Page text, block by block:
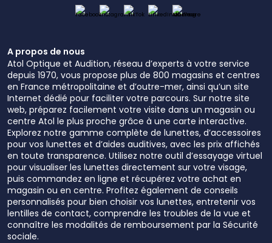
A propos de nous
Atol Optique et Audition, réseau d’experts à votre service
depuis 1970, vous propose plus de 800 magasins et centres
en France métropolitaine et d’outre-mer, ainsi qu’un site
Internet dédié pour faciliter votre parcours. Sur notre site
web, préparez facilement votre visite dans un magasin ou
centre Atol le plus proche grâce à une carte interactive.
Explorez notre gamme complète de lunettes, d’accessoires
pour vos lunettes et d’aides auditives, avec les prix affichés
en toute transparence. Utilisez notre outil d’essayage virtuel
pour visualiser les lunettes directement sur votre visage,
puis commandez en ligne et récupérez votre achat en
magasin ou en centre. Profitez également de conseils
personnalisés pour bien choisir vos lunettes, entretenir vos
lentilles de contact, comprendre les troubles de la vue et
connaître les modalités de remboursement par la Sécurité
sociale.